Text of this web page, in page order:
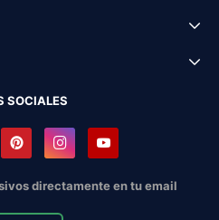
SOCIALES
directamente en tu email